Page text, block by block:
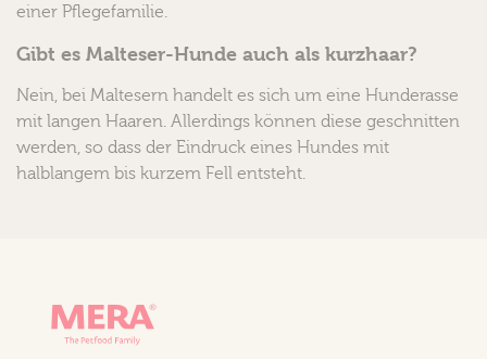
einer Pflegefamilie.
Gibt es Malteser-Hunde auch als kurzhaar?
Nein, bei Maltesern handelt es sich um eine Hunderasse
mit langen Haaren. Allerdings können diese geschnitten
werden, so dass der Eindruck eines Hundes mit
halblangem bis kurzem Fell entsteht.